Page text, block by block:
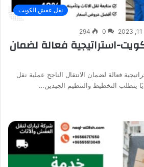
نقل عفش الكويت
0
294
استراتيجية فعالة لضمان
فعالة لضمان الانتقال الناجح عملية نقل
يتطلب التخطيط والتنظيم الجيدين…